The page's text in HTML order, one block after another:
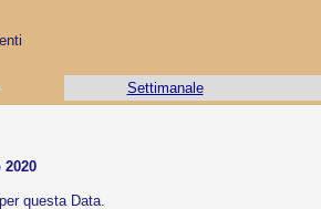
Settimanale
questa Data.